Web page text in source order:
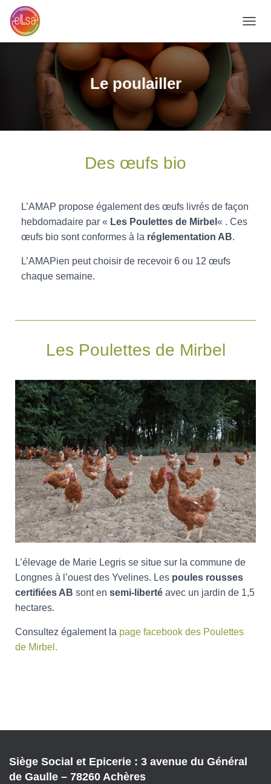
É
L
Le poulailler
Des œufs bio
L’AMAP propose également des œufs livrés de façon
hebdomadaire par « Les Poulettes de Mirbel « . Ces
œufs bio sont conformes à la réglementation AB.
L’AMAPien peut choisir de recevoir 6 ou 12 œufs
chaque semaine.
Les Poulettes de Mirbel
L’élevage de Marie Legris se situe sur la commune de
Longnes à l’ouest des Yvelines. Les poules rousses
certifiées AB sont en semi-liberté avec un jardin de 1,5
hectares.
Consultez également la page facebook des Poulettes
de Mirbel .
Siège Social et Epicerie : 3 avenue du Général
de Gaulle – 78260 Achères